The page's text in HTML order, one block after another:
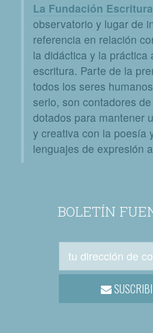
La Fundación
observatorio y lugar de
referencia en relación
la didáctica y la práctica
escritura. Parte de la
todos los seres
serlo, son contadores
dotados para mantener
y creativa con la poesía
lenguajes de expresión
BOLETÍN